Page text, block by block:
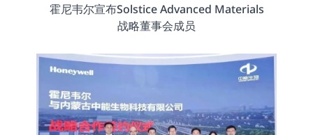
霍尼韦尔宣布Solstice Advanced Materials
战略董事会成员